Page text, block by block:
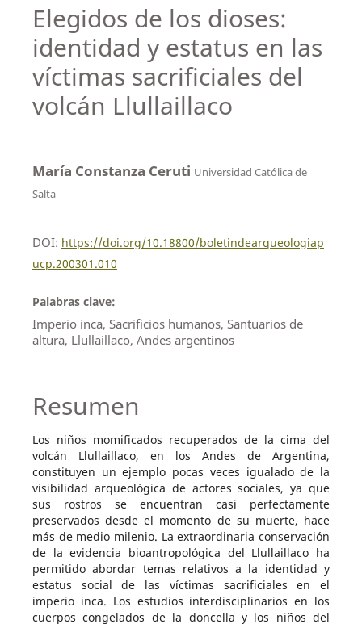
Elegidos de los dioses:
identidad y estatus en las
víctimas sacrificiales del
volcán Llullaillaco
María Constanza Ceruti Universidad Católica de
Salta
DOI: https://doi.org/10.18800/boletindearqueologiap
ucp.200301.010
Palabras clave:
Imperio inca, Sacrificios humanos, Santuarios de
altura, Llullaillaco, Andes argentinos
Resumen
Los niños momificados recuperados de la cima del
volcán Llullaillaco, en los Andes de Argentina,
constituyen un ejemplo pocas veces igualado de la
visibilidad arqueológica de actores sociales, ya que
sus rostros se encuentran casi perfectamente
preservados desde el momento de su muerte, hace
más de medio milenio. La extraordinaria conservación
de la evidencia bioantropológica del Llullaillaco ha
permitido abordar temas relativos a la identidad y
estatus social de las víctimas sacrificiales en el
imperio inca. Los estudios interdisciplinarios en los
cuerpos congelados de la doncella y los niños del